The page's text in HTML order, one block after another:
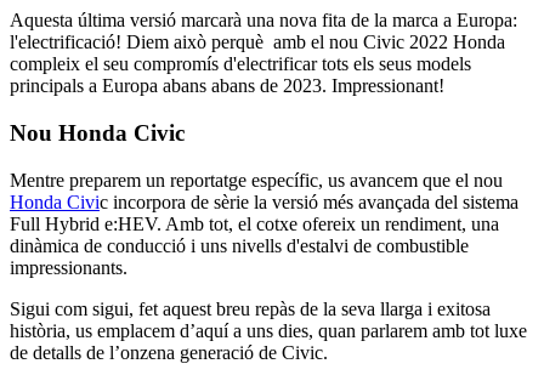
Aquesta última versió marcarà una nova fita de la marca a Europa:
l'electrificació! Diem això perquè amb el nou Civic 2022 Honda
compleix el seu compromís d'electrificar tots els seus models
principals a Europa abans abans de 2023. Impressionant!
Nou Honda Civic
Mentre preparem un reportatge específic, us avancem que el nou
Honda Civic incorpora de sèrie la versió més avançada del sistema
Full Hybrid e:HEV. Amb tot, el cotxe ofereix un rendiment, una
dinàmica de conducció i uns nivells d'estalvi de combustible
impressionants.
Sigui com sigui, fet aquest breu repàs de la seva llarga i exitosa
història, us emplacem d’aquí a uns dies, quan parlarem amb tot luxe
de detalls de l’onzena generació de Civic.